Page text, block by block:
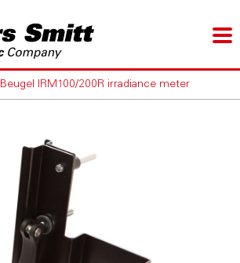
Beugel IRM100/200R irradiance meter